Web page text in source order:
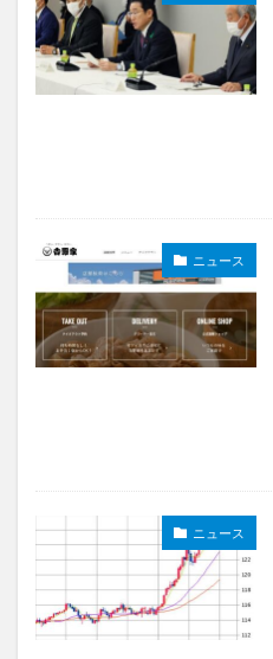
ニュース
ニュース